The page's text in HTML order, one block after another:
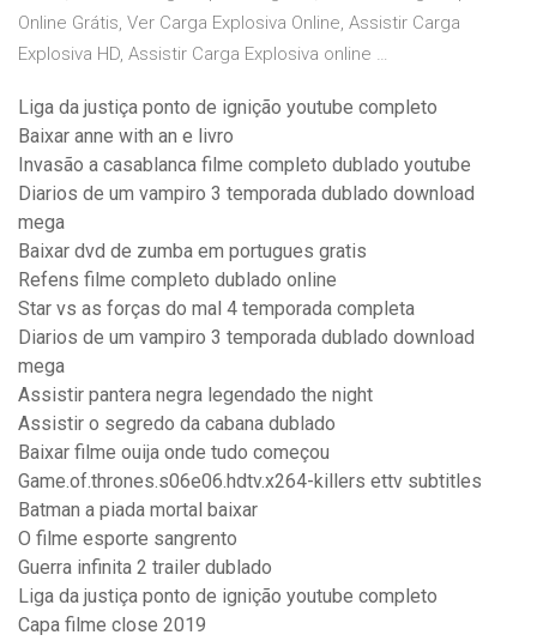
Online Grátis, Ver Carga Explosiva Online, Assistir Carga
Explosiva HD, Assistir Carga Explosiva online …
Liga da justiça ponto de ignição youtube completo
Baixar anne with an e livro
Invasão a casablanca filme completo dublado youtube
Diarios de um vampiro 3 temporada dublado download
mega
Baixar dvd de zumba em portugues gratis
Refens filme completo dublado online
Star vs as forças do mal 4 temporada completa
Diarios de um vampiro 3 temporada dublado download
mega
Assistir pantera negra legendado the night
Assistir o segredo da cabana dublado
Baixar filme ouija onde tudo começou
Game.of.thrones.s06e06.hdtv.x264-killers ettv subtitles
Batman a piada mortal baixar
O filme esporte sangrento
Guerra infinita 2 trailer dublado
Liga da justiça ponto de ignição youtube completo
Capa filme close 2019